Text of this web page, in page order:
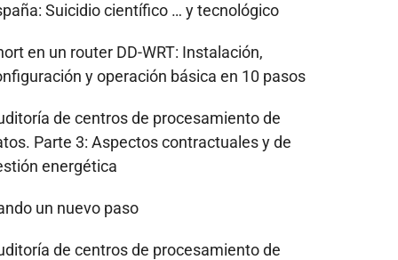
Suicidio científico … y tecnológico
en un router DD-WRT: Instalación,
y operación básica en 10 pasos
de centros de procesamiento de
Parte 3: Aspectos contractuales y de
energética
un nuevo paso
de centros de procesamiento de